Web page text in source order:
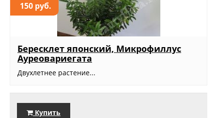
150 руб.
Бересклет японский, Микрофиллус
Ауреовариегата
Двухлетнее растение...
Купить